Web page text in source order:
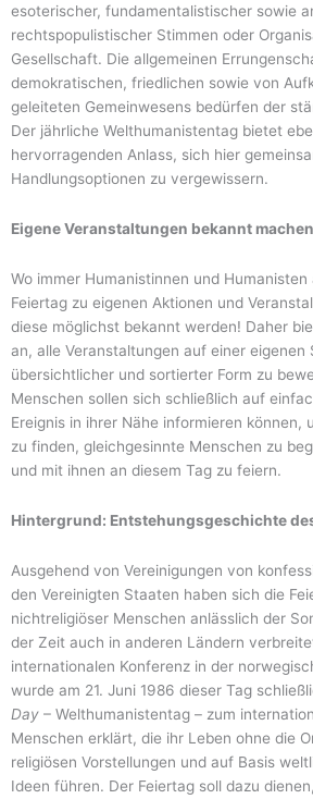
esoterischer, fundamentalistischer sowie
rechtspopulistischer Stimmen oder
Gesellschaft. Die allgemeinen
demokratischen, friedlichen sowie von
geleiteten Gemeinwesens bedürfen der
Der jährliche Welthumanistentag bietet
hervorragenden Anlass, sich hier
Handlungsoptionen zu vergewissern.
Eigene Veranstaltungen bekannt machen
Wo immer Humanistinnen und
Feiertag zu eigenen Aktionen und
diese möglichst bekannt werden! Daher
an, alle Veranstaltungen auf einer eigenen
übersichtlicher und sortierter Form zu
Menschen sollen sich schließlich auf
Ereignis in ihrer Nähe informieren können,
zu finden, gleichgesinnte Menschen zu
und mit ihnen an diesem Tag zu feiern.
Hintergrund: Entstehungsgeschichte
Ausgehend von Vereinigungen von
den Vereinigten Staaten haben sich die
nichtreligiöser Menschen anlässlich der
der Zeit auch in anderen Ländern
internationalen Konferenz in der
wurde am 21. Juni 1986 dieser Tag
Day – Welthumanistentag – zum
Menschen erklärt, die ihr Leben ohne die
religiösen Vorstellungen und auf Basis
Ideen führen. Der Feiertag soll dazu